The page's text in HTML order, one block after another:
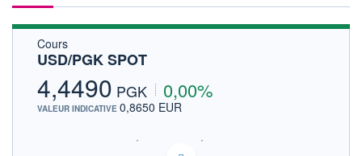
Cours
USD/PGK SPOT
4,4490 PGK 0,00%
VALEUR INDICATIVE 0,8650 EUR
SIX - FOREX 2 DONNÉES TEMPS RÉEL